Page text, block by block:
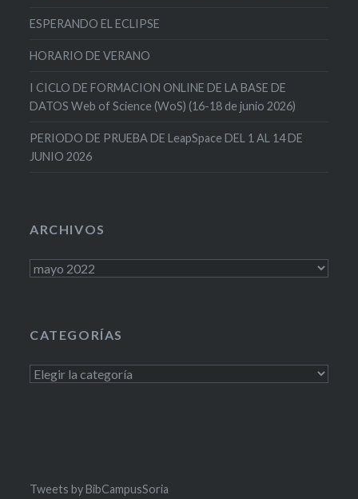
ESPERANDO EL ECLIPSE
HORARIO DE VERANO
I CICLO DE FORMACION ONLINE DE LA BASE DE
DATOS Web of Science (WoS) (16-18 de junio 2026)
PERIODO DE PRUEBA DE LeapSpace DEL 1 AL 14 DE
JUNIO 2026
ARCHIVOS
Archivos
CATEGORÍAS
Categorías
Tweets by BibCampusSoria